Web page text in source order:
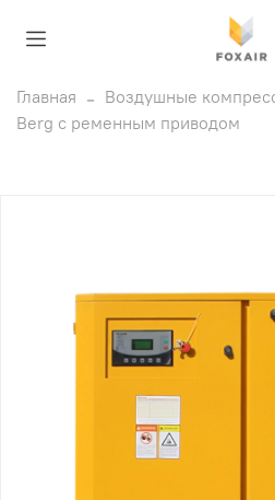
Главная Воздушные
Berg с ременным приводом